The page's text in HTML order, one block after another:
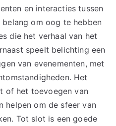
en interacties tussen
om oog te hebben
die het verhaal van het
speelt belichting een
van evenementen, met
Het
of het toevoegen van
helpen om de sfeer van
Tot slot is een goede